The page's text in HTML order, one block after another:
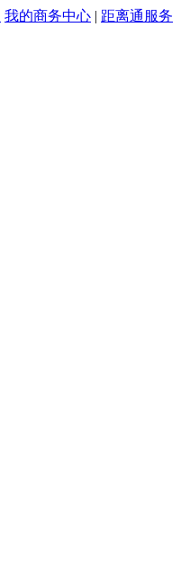
我的商务中心 | 距离通服务